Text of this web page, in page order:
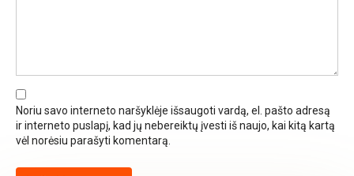
Noriu savo interneto naršyklėje išsaugoti vardą, el. pašto adresą
ir interneto puslapį, kad jų nebereiktų įvesti iš naujo, kai kitą kartą
vėl norėsiu parašyti komentarą.